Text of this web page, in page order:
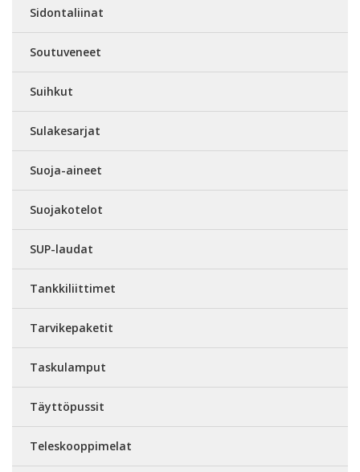
Sidontaliinat
Soutuveneet
Suihkut
Sulakesarjat
Suoja-aineet
Suojakotelot
SUP-laudat
Tankkiliittimet
Tarvikepaketit
Taskulamput
Täyttöpussit
Teleskooppimelat